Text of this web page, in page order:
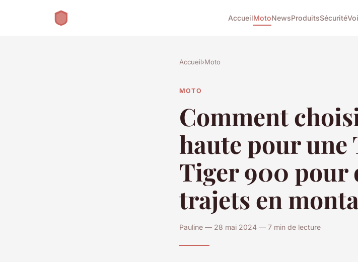
AccueilMotoNewsProduitsSécurité
Accueil›Moto
MOTO
Comment
haute pour
Tiger 900 pour
trajets en
Pauline — 28 mai 2024 — 7 min de lecture